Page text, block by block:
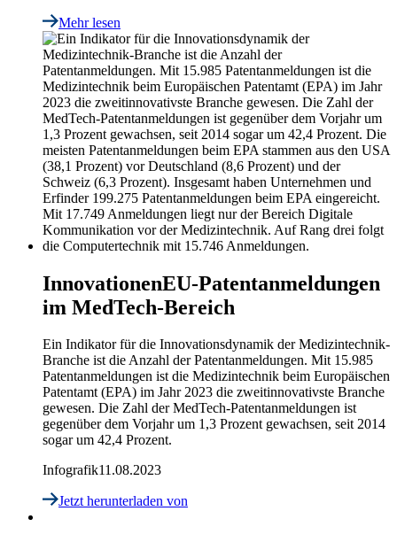
Mehr lesen
InnovationenEU-Patentanmeldungen
im MedTech-Bereich
Ein Indikator für die Innovationsdynamik der Medizintechnik-
Branche ist die Anzahl der Patentanmeldungen. Mit 15.985
Patentanmeldungen ist die Medizintechnik beim Europäischen
Patentamt (EPA) im Jahr 2023 die zweitinnovativste Branche
gewesen. Die Zahl der MedTech-Patentanmeldungen ist
gegenüber dem Vorjahr um 1,3 Prozent gewachsen, seit 2014
sogar um 42,4 Prozent.
Infografik11.08.2023
Jetzt herunterladen von